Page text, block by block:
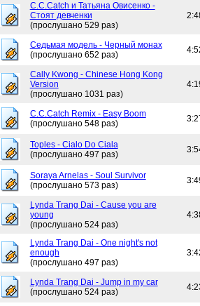
C.C.Catch и Татьяна Овисенко -
Стоят девченки
(прослушано 529 раз)
Седьмая модель - Черный монах
(прослушано 652 раз)
Cally Kwong - Chinese Hong Kong
Version
(прослушано 1031 раз)
C.C.Catch Remix - Easy Boom
(прослушано 548 раз)
Toples - Cialo Do Ciala
(прослушано 497 раз)
Soraya Arnelas - Soul Survivor
(прослушано 573 раз)
Lynda Trang Dai - Cause you are
young
(прослушано 524 раз)
Lynda Trang Dai - One night's not
enough
(прослушано 497 раз)
Lynda Trang Dai - Jump in my car
(прослушано 524 раз)